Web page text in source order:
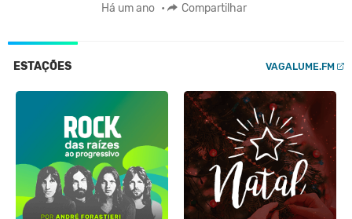
Há um ano • Compartilhar
ESTAÇÕES VAGALUME.FM